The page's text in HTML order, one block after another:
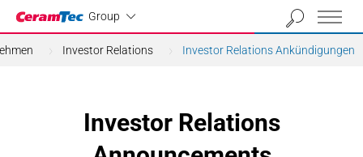
Group
Industrial
Investor Relations Investor Relations Ankündigungen
Investor Relations